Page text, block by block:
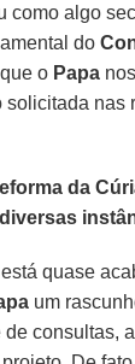
como algo
do
o Papa
solicitada nas
da
quase
um
consultas,